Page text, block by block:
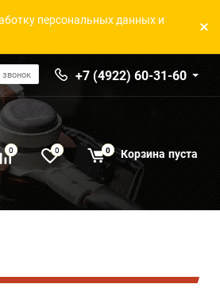
персональных данных и
+7 (4922) 60-31-60
0 0 0 Корзина пуста